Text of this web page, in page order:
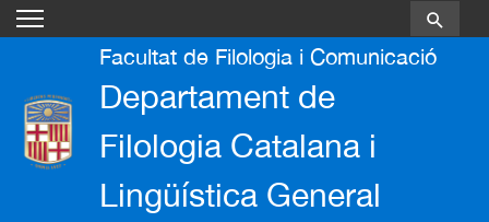
Facultat de Filologia i Comunicació
Departament de
Filologia Catalana i
Lingüística General